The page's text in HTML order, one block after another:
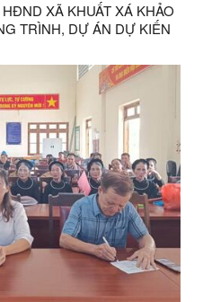
XÃ KHUẤT XÁ KHẢO
TRÌNH, DỰ ÁN DỰ KIẾN